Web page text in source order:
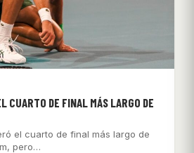
CUARTO DE FINAL MÁS LARGO DE
el cuarto de final más largo de
pero…